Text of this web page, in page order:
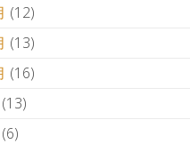
(12)
(13)
(16)
(13)
(6)